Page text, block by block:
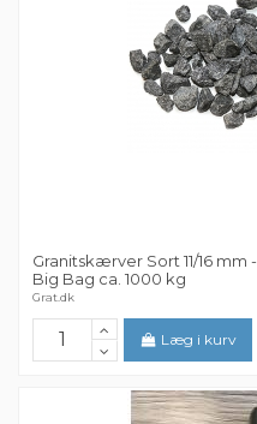
Granitskærver Sort 11/16 mm -
Big Bag ca. 1000 kg
Grat.dk
Læg i kurv